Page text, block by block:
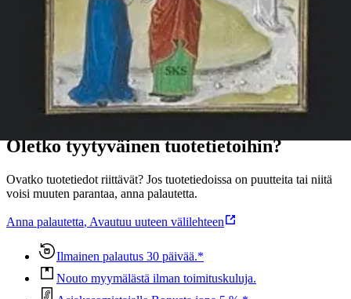
Näytä lisää tuotekuvausta
Ominaisuudet
Oletko tyytyväinen tuotetietoihin?
Ovatko tuotetiedot riittävät? Jos tuotetiedoissa on puutteita tai niitä
voisi muuten parantaa, anna palautetta.
Anna palautetta, Avautuu uuteen välilehteen
Ilmainen palautus 30 päivää.*
Nouto myymälästä ilman toimituskuluja.